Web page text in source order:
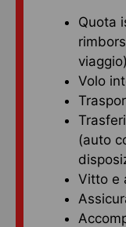
Quota
viaggio)
Volo
(auto
Vitto e